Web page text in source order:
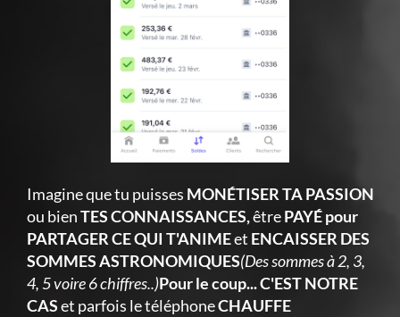
Imagine que tu puisses MONÉTISER TA PASSION
ou bienTES CONNAISSANCES,êtrePAYÉ pour
PARTAGER CE QUI T'ANIMEet ENCAISSER DES
SOMMES ASTRONOMIQUES(Des sommes à 2, 3,
4, 5 voire 6 chiffres..)Pour le coup... C'EST NOTRE
CASet parfois le téléphoneCHAUFFE